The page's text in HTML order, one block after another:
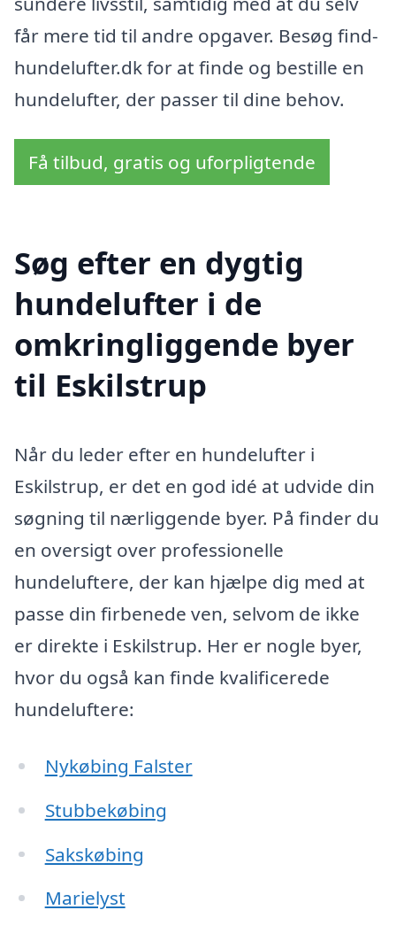
får mere tid til andre opgaver. Besøg find-
hundelufter.dk for at finde og bestille en
hundelufter, der passer til dine behov.
Få tilbud, gratis og uforpligtende
Søg efter en dygtig
hundelufter i de
omkringliggende byer
til Eskilstrup
Når du leder efter en hundelufter i
Eskilstrup, er det en god idé at udvide din
søgning til nærliggende byer. På finder du
en oversigt over professionelle
hundeluftere, der kan hjælpe dig med at
passe din firbenede ven, selvom de ikke
er direkte i Eskilstrup. Her er nogle byer,
hvor du også kan finde kvalificerede
hundeluftere:
Nykøbing Falster
Stubbekøbing
Sakskøbing
Marielyst